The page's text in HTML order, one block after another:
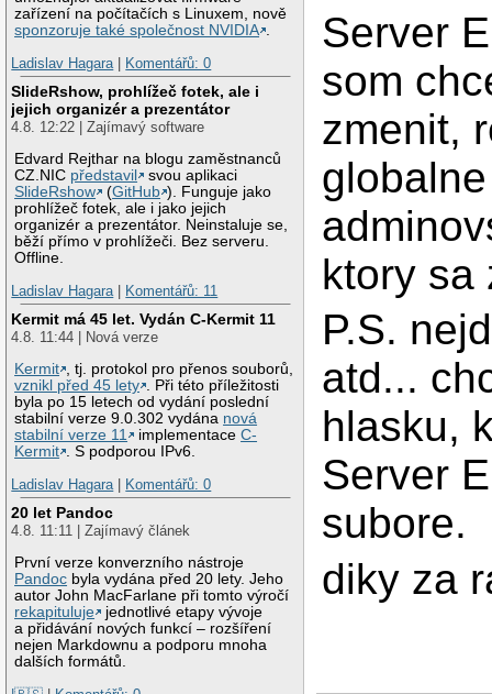
zařízení na počítačích s Linuxem, nově
sponzoruje také společnost NVIDIA .
Ladislav Hagara | Komentářů: 0
SlideRshow, prohlížeč fotek, ale i
jejich organizér a prezentátor
4.8. 12:22 | Zajímavý software
Edvard Rejthar na blogu zaměstnanců
CZ.NIC představil
svou aplikaci
SlideRshow
(GitHub ). Funguje jako
prohlížeč fotek, ale i jako jejich
organizér a prezentátor. Neinstaluje se,
běží přímo v prohlížeči. Bez serveru.
Offline.
Ladislav Hagara | Komentářů: 11
Kermit má 45 let. Vydán C-Kermit 11
4.8. 11:44 | Nová verze
Kermit , tj. protokol pro přenos souborů,
vznikl před 45 lety . Při této příležitosti
byla po 15 letech od vydání poslední
stabilní verze 9.0.302 vydána nová
stabilní verze 11
implementaceC-
Kermit . S podporou IPv6.
Ladislav Hagara | Komentářů: 0
20 let Pandoc
4.8. 11:11 | Zajímavý článek
První verze konverzního nástroje
Pandoc byla vydána před 20 lety. Jeho
autor John MacFarlane při tomto výročí
rekapituluje
jednotlivé etapy vývoje
a přidávání nových funkcí – rozšíření
nejen Markdownu a podporu mnoha
dalších formátů.
Server
som
zmenit,
globalne
ktory sa
P.S.
atd...
hlasku,
Server
subore.
diky za